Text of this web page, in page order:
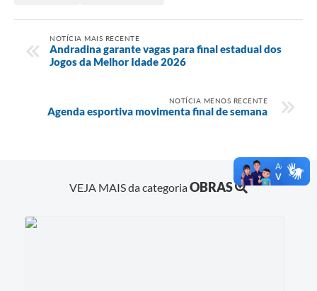
NOTÍCIA MAIS RECENTE
Andradina garante vagas para final estadual dos
Jogos da Melhor Idade 2026
NOTÍCIA MENOS RECENTE
Agenda esportiva movimenta final de semana
VEJA MAIS da categoriaOBRAS